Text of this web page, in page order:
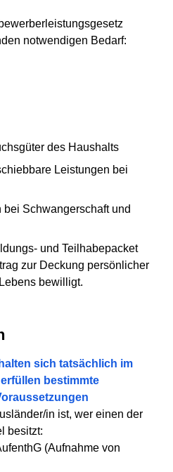
notwendigen Bedarf:
des Haushalts
Leistungen bei
Schwangerschaft und
und Teilhabepacket
zur Deckung persönlicher
bewilligt.
sich tatsächlich im
bestimmte
in ist, wer einen der
besitzt:
(Aufnahme von